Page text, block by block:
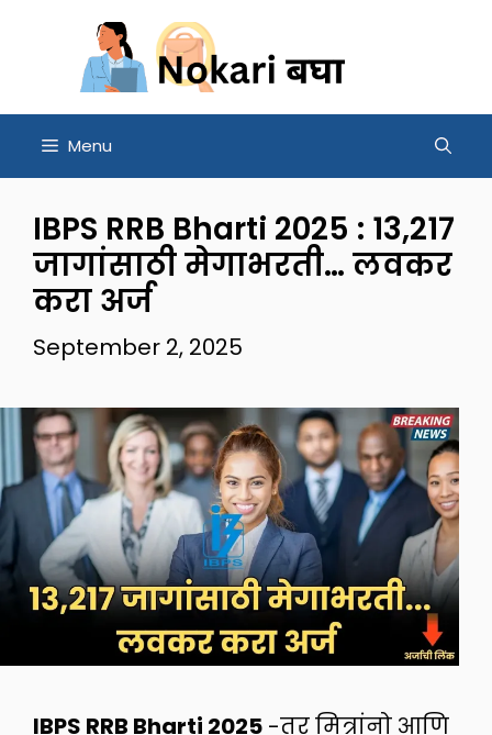
content
Menu
IBPS RRB Bharti 2025 : 13,217
जागांसाठी मेगाभरती… लवकर
करा अर्ज
September 2, 2025
IBPS RRB Bharti 2025 -तर मित्रांनो आणि